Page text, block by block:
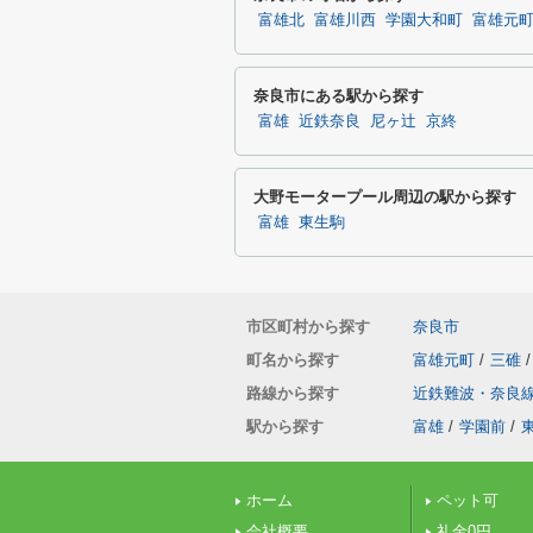
富雄北 富雄川西 学園大和町 富雄元町
奈良市にある駅から探す
富雄 近鉄奈良 尼ヶ辻 京終
大野モータープール周辺の駅から探す
富雄 東生駒
市区町村から探す
奈良市
町名から探す
富雄元町 / 三碓 /
路線から探す
近鉄難波・奈良
駅から探す
富雄 / 学園前 /
ホーム
ペット可